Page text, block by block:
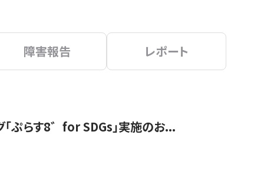
障害報告 レポート
ぷらす8゛for SDGs」実施のお...